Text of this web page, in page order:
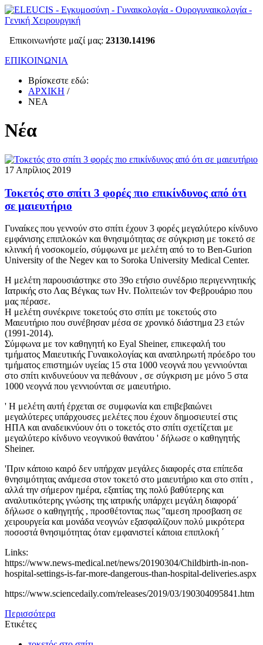
Επικοινωνήστε μαζί μας: 23130.14196
ΕΠΙΚΟΙΝΩΝΙΑ
Βρίσκεστε εδώ:
ΑΡΧΙΚΗ /
ΝΕΑ
Νέα
17 Απρίλιος 2019
Τοκετός στο σπίτι 3 φορές πιο επικίνδυνος από ότι
σε μαιευτήριο
Γυναίκες που γεννούν στο σπίτι έχουν 3 φορές μεγαλύτερο κίνδυνο
εμφάνισης επιπλοκών και θνησιμότητας σε σύγκριση με τοκετό σε
κλινική ή νοσοκομείο, σύμφωνα με μελέτη από το το Ben-Gurion
University of the Negev και το Soroka University Medical Center.
Η μελέτη παρουσιάστηκε στο 39ο ετήσιο συνέδριο περιγεννητικής
Ιατρικής στο Λας Βέγκας των Ην. Πολιτειών τον Φεβρουάριο που
μας πέρασε.
Η μελέτη συνέκρινε τοκετούς στο σπίτι με τοκετούς στο
Μαιευτήριο που συνέβησαν μέσα σε χρονικό διάστημα 23 ετών
(1991-2014).
Σύμφωνα με τον καθηγητή κο Eyal Sheiner, επικεφαλή του
τμήματος Μαιευτικής Γυναικολογίας και αναπληρωτή πρόεδρο του
τμήματος επιστημών υγείας 15 στα 1000 νεογνά που γεννιούνται
στο σπίτι κινδυνεύουν να πεθάνουν , σε σύγκριση με μόνο 5 στα
1000 νεογνά που γεννιούνται σε μαιευτήριο.
' Η μελέτη αυτή έρχεται σε συμφωνία και επιβεβαιώνει
μεγαλύτερες υπάρχουσες μελέτες που έχουν δημοσιευτεί στις
ΗΠΑ και αναδεικνύουν ότι ο τοκετός στο σπίτι σχετίζεται με
μεγαλύτερο κίνδυνο νεογνικού θανάτου ' δήλωσε ο καθηγητής
Sheiner.
'Πριν κάποιο καιρό δεν υπήρχαν μεγάλες διαφορές στα επίπεδα
θνησιμότητας ανάμεσα στον τοκετό στο μαιευτήριο και στο σπίτι ,
αλλά την σήμερον ημέρα, εξαιτίας της πολύ βαθύτερης και
αναλυτικότερης γνώσης της ιατρικής υπάρχει μεγάλη διαφορά΄
δήλωσε ο καθηγητής , προσθέτοντας πως ''αμεση προσβαση σε
χειρουργεία και μονάδα νεογνών εξασφαλίζουν πολύ μικρότερα
ποσοστά θνησιμότητας όταν εμφανιστεί κάποια επιπλοκή ΄
Links:
https://www.news-medical.net/news/20190304/Childbirth-in-non-
hospital-settings-is-far-more-dangerous-than-hospital-deliveries.aspx
https://www.sciencedaily.com/releases/2019/03/190304095841.htm
Περισσότερα
Ετικέτες